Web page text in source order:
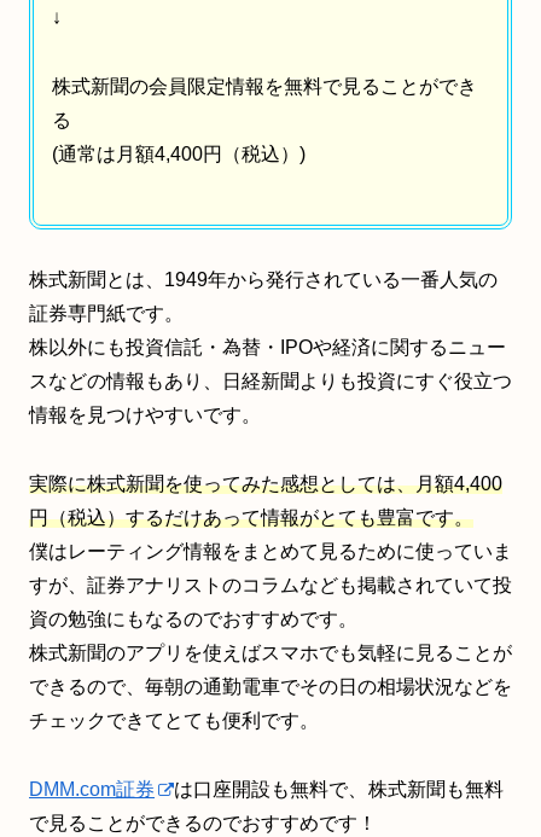
↓
株式新聞の会員限定情報を無料で見ることができ
る
(通常は月額4,400円（税込）)
株式新聞とは、1949年から発行されている一番人気の
証券専門紙です。
株以外にも投資信託・為替・IPOや経済に関するニュー
スなどの情報もあり、日経新聞よりも投資にすぐ役立つ
情報を見つけやすいです。
実際に株式新聞を使ってみた感想としては、月額4,400
円（税込）するだけあって情報がとても豊富です。
僕はレーティング情報をまとめて見るために使っていま
すが、証券アナリストのコラムなども掲載されていて投
資の勉強にもなるのでおすすめです。
株式新聞のアプリを使えばスマホでも気軽に見ることが
できるので、毎朝の通勤電車でその日の相場状況などを
チェックできてとても便利です。
DMM.com証券 は口座開設も無料で、 株式新聞も無料
で見ることができるのでおすすめです！